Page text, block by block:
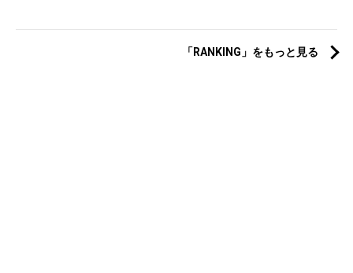
「RANKING」をもっと見る